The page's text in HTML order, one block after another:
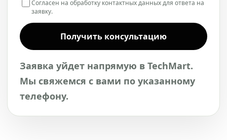
Согласен на обработку контактных данных для ответа на
заявку.
Получить консультацию
Заявка уйдет напрямую в TechMart.
Мы свяжемся с вами по указанному
телефону.